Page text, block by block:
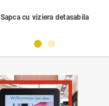
Sapca cu viziera detasabila